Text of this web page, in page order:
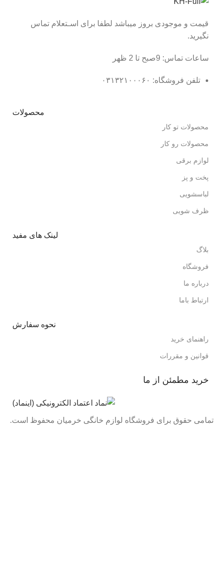
قیمت و موجودی بروز میباشد لطفا برای اسـتعلام تماس
نگیرید.
ساعات تماس: 9صبح تا 2 ظهر
تلفن فروشگاه: ۰۳۱۳۲۱۰۰۰۶۰
محصولات
محصولات تو کار
محصولات رو کار
لوازم برقی
پخت و پز
لباسشویی
ظرف شویی
لینک های مفید
بلاگ
فروشگاه
درباره ما
ارتباط باما
نحوه سفارش
راهنمای خرید
قوانین و مقررات
خرید مطمئن از ما
تمامی حقوق برای فروشگاه لوازم خانگی خرمیان محفوظ است.